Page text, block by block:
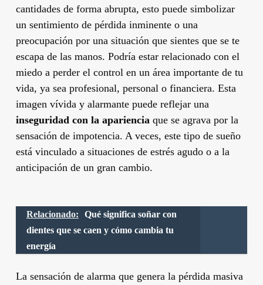
cantidades de forma abrupta, esto puede simbolizar
un sentimiento de pérdida inminente o una
preocupación por una situación que sientes que se te
escapa de las manos. Podría estar relacionado con el
miedo a perder el control en un área importante de tu
vida, ya sea profesional, personal o financiera. Esta
imagen vívida y alarmante puede reflejar una
inseguridad con la apariencia que se agrava por la
sensación de impotencia. A veces, este tipo de sueño
está vinculado a situaciones de estrés agudo o a la
anticipación de un gran cambio.
Relacionado:
Qué significa soñar con
dientes que se caen y cómo cambia tu
energía
La sensación de alarma que genera la pérdida masiva